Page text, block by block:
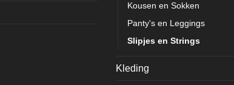
Kousen en Sokken
Panty's en Leggings
Slipjes en Strings
Kleding